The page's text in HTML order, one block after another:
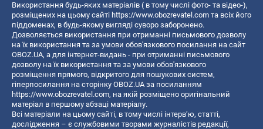
Використання будь-яких матеріалів ( в тому числі фото- та відео-),
розміщених на цьому сайті https://www.obozrevatel.com та всіх його
піддоменах, в будь-якому вигляді суворо заборонено.
Дозволяється використання при отриманні письмового дозволу
на їх використання та за умови обов'язкового посилання на сайт
OBOZ.UA, а для інтернет-видань - при отриманні письмового
дозволу на їх використання та за умови обов'язкового
розміщення прямого, відкритого для пошукових систем,
гіперпосилання на сторінку OBOZ.UA за посиланням
https://www.obozrevatel.com, на якій розміщено оригінальний
матеріал в першому абзаці матеріалу.
Всі матеріали на цьому сайті, в тому числі інтерв’ю, статті,
дослідження – є службовими творами журналістів редакції,